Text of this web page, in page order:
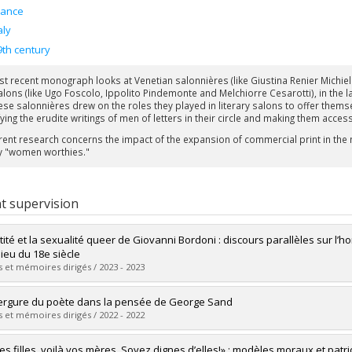
century
recent monograph looks at Venetian salonnières (like Giustina Renier
(like Ugo Foscolo, Ippolito Pindemonte and Melchiorre Cesarotti), in the
salonnières drew on the roles they played in literary salons to offer
the erudite writings of men of letters in their circle and making them
research concerns the impact of the expansion of commercial print in
"women worthies."
supervision
et la sexualité queer de Giovanni Bordoni : discours parallèles sur
du 18e siècle
et mémoires dirigés / 2023 - 2023
: Martel-Dion, Audrey
Master's
:M.A.
le document dans Papyrus
du poète dans la pensée de George Sand
et mémoires dirigés / 2022 - 2022
:Ramsay-Piérard, Anne